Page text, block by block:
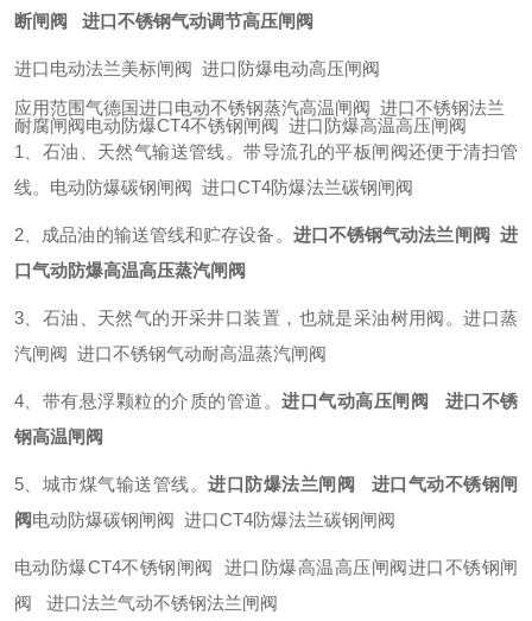
断闸阀 进口不锈钢气动调节高压闸阀
进口电动法兰美标闸阀 进口防爆电动高压闸阀
应用范围气德国进口电动不锈钢蒸汽高温闸阀 进口不锈钢法兰
耐腐闸阀电动防爆CT4不锈钢闸阀 进口防爆高温高压闸阀
1、石油、天然气输送管线。带导流孔的平板闸阀还便于清扫管
线。电动防爆碳钢闸阀 进口CT4防爆法兰碳钢闸阀
2、成品油的输送管线和贮存设备。 进口不锈钢气动法兰闸阀 进
口气动防爆高温高压蒸汽闸阀
3、石油、天然气的开采井口装置，也就是采油树用阀。进口蒸
汽闸阀 进口不锈钢气动耐高温蒸汽闸阀
4、带有悬浮颗粒的介质的管道。进口气动高压闸阀 进口不锈
钢高温闸阀
5、城市煤气输送管线。进口防爆法兰闸阀 进口气动不锈钢闸
阀电动防爆碳钢闸阀 进口CT4防爆法兰碳钢闸阀
电动防爆CT4不锈钢闸阀 进口防爆高温高压闸阀进口不锈钢闸
阀 进口法兰气动不锈钢法兰闸阀